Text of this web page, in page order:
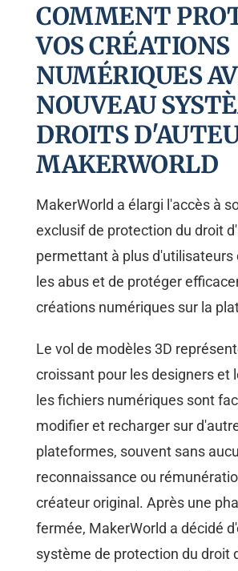
COMMENT
VOS CRÉATIONS
NUMÉRIQUES
NOUVEAU
DROITS
MAKERWORLD
MakerWorld a élargi l'accès à
exclusif de protection du droit
permettant à plus d'utilisateurs
les abus et de protéger
créations numériques sur la
Le vol de modèles 3D
croissant pour les designers et
les fichiers numériques sont
modifier et recharger sur
plateformes, souvent sans
reconnaissance ou
créateur original. Après une
fermée, MakerWorld a décidé
système de protection du droit